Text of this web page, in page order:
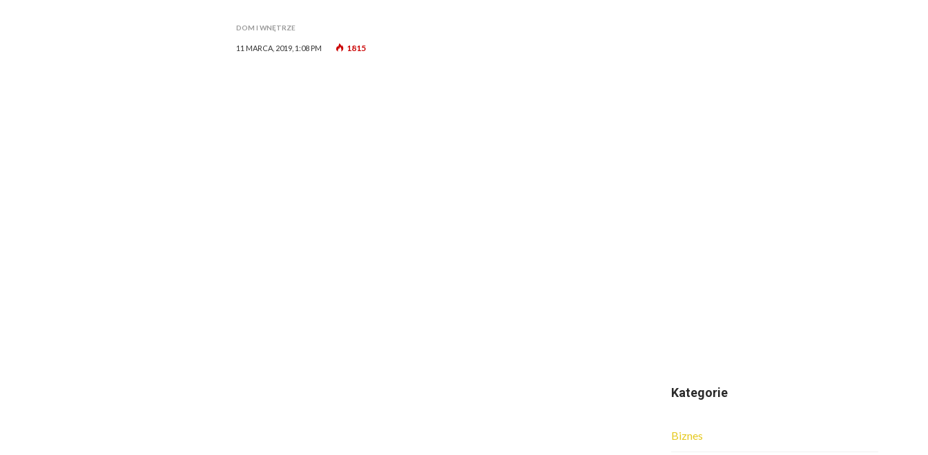
DOM I WNĘTRZE
11 MARCA, 2019, 1:08 PM 1815
Kategorie
Biznes